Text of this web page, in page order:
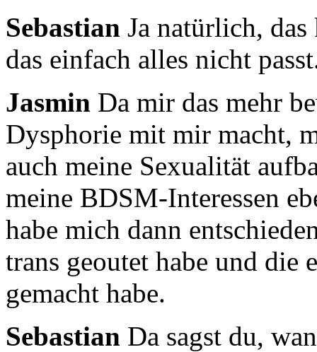
Sebastian Ja natürlich,
das einfach alles nicht
Jasmin Da mir das mehr
Dysphorie mit mir macht,
auch meine Sexualität
meine BDSM-Interessen
habe mich dann
trans geoutet habe und die
gemacht habe.
Sebastian Da sagst du,